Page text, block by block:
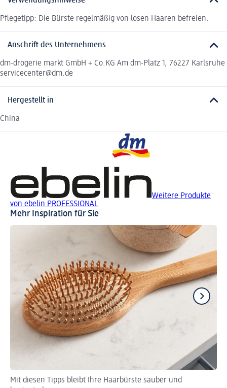
Pflegetipp: Die Bürste regelmäßig von losen Haaren befreien.
Anschrift des Unternehmens
dm-drogerie markt GmbH + Co.KG Am dm-Platz 1, 76227 Karlsruhe
servicecenter@dm.de
Hergestellt in
China
Weitere Produkte
von ebelin PROFESSIONAL
Mehr Inspiration für Sie
Mit diesen Tipps bleibt Ihre Haarbürste sauber und